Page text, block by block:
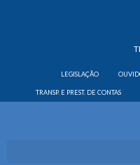
LEGISLAÇÃO
TRANSP. E PREST. DE CONTAS